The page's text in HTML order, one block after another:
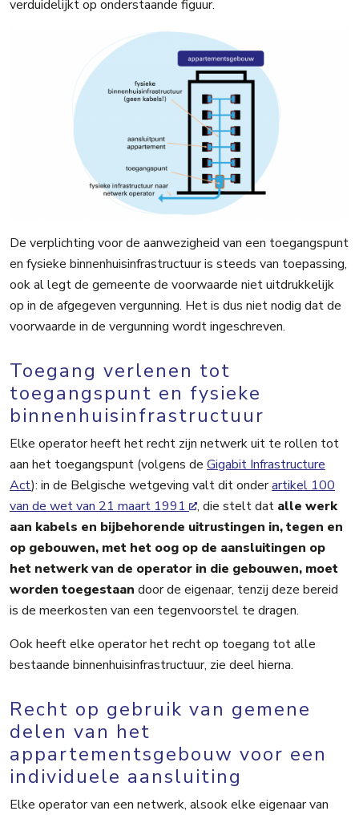
verduidelijkt op onderstaande figuur.
De verplichting voor de aanwezigheid van een toegangspunt
en fysieke binnenhuisinfrastructuur is steeds van toepassing,
ook al legt de gemeente de voorwaarde niet uitdrukkelijk
op in de afgegeven vergunning. Het is dus niet nodig dat de
voorwaarde in de vergunning wordt ingeschreven.
Toegang verlenen tot
toegangspunt en fysieke
binnenhuisinfrastructuur
Elke operator heeft het recht zijn netwerk uit te rollen tot
aan het toegangspunt (volgens de Gigabit Infrastructure
Act): in de Belgische wetgeving valt dit onderartikel 100
van de wet van 21 maart 1991
, die stelt dat alle werk
aan kabels en bijbehorende uitrustingen in, tegen en
op gebouwen, met het oog op de aansluitingen op
het netwerk van de operator in die gebouwen, moet
worden toegestaan door de eigenaar, tenzij deze bereid
is de meerkosten van een tegenvoorstel te dragen.
Ook heeft elke operator het recht op toegang tot alle
bestaande binnenhuisinfrastructuur, zie deel hierna.
Recht op gebruik van gemene
delen van het
appartementsgebouw voor een
individuele aansluiting
Elke operator van een netwerk, alsook elke eigenaar van